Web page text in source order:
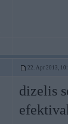
22. Apr 2013,
dizelis